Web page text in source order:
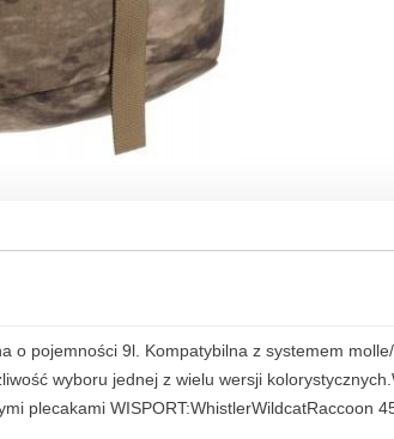
o pojemności 9l. Kompatybilna z systemem
wyboru jednej z wielu wersji
plecakami WISPORT:WhistlerWildcatRaccoon